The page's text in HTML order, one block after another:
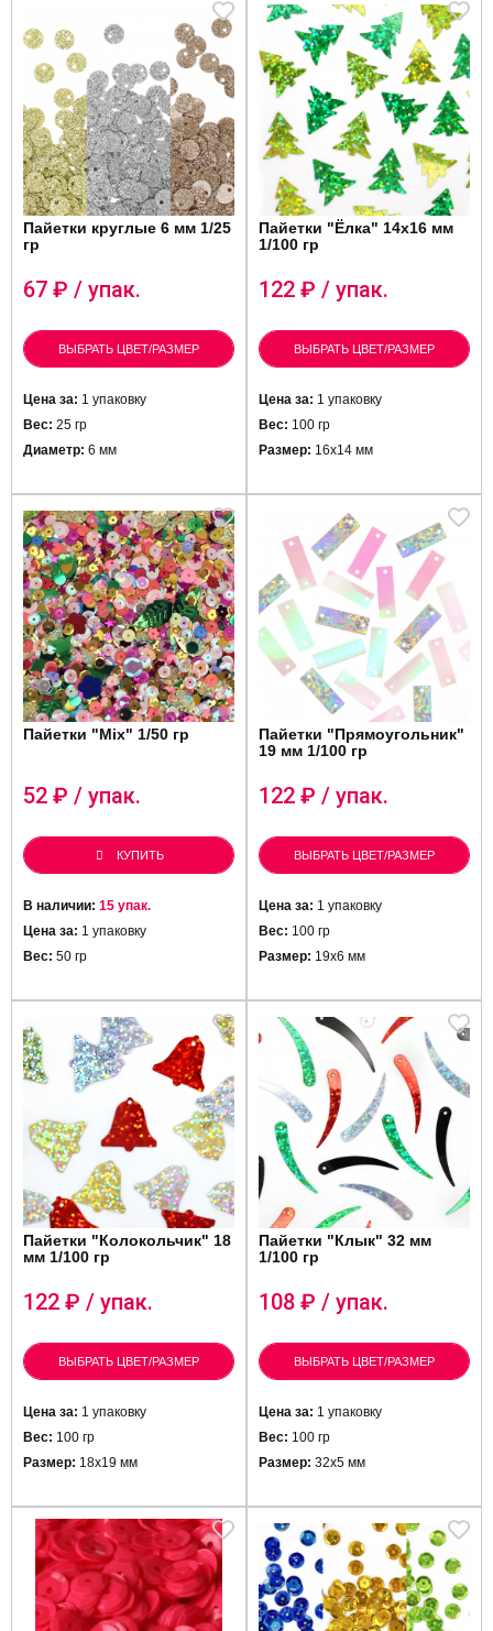
Пайетки круглые 6 мм 1/25
гр
67 ₽ / упак.
ВЫБРАТЬ ЦВЕТ/РАЗМЕР
Цена за: 1 упаковку
Вес: 25 гр
Диаметр: 6 мм
Пайетки "Ёлка" 14x16 мм
1/100 гр
122 ₽ / упак.
ВЫБРАТЬ ЦВЕТ/РАЗМЕР
Цена за: 1 упаковку
Вес: 100 гр
Размер: 16х14 мм
Пайетки "Mix" 1/50 гр
52 ₽ / упак.
КУПИТЬ
В наличии: 15 упак.
Цена за: 1 упаковку
Вес: 50 гр
Пайетки "Прямоугольник"
19 мм 1/100 гр
122 ₽ / упак.
ВЫБРАТЬ ЦВЕТ/РАЗМЕР
Цена за: 1 упаковку
Вес: 100 гр
Размер: 19х6 мм
Пайетки "Колокольчик" 18
мм 1/100 гр
122 ₽ / упак.
ВЫБРАТЬ ЦВЕТ/РАЗМЕР
Цена за: 1 упаковку
Вес: 100 гр
Размер: 18х19 мм
Пайетки "Клык" 32 мм
1/100 гр
108 ₽ / упак.
ВЫБРАТЬ ЦВЕТ/РАЗМЕР
Цена за: 1 упаковку
Вес: 100 гр
Размер: 32х5 мм